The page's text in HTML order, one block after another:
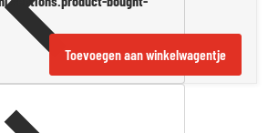
Toevoegen aan winkelwagentje